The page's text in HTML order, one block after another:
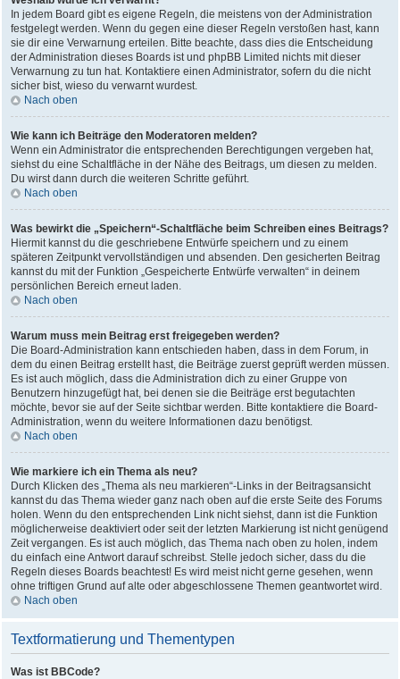
In jedem Board gibt es eigene Regeln, die meistens von der Administration
festgelegt werden. Wenn du gegen eine dieser Regeln verstoßen hast, kann
sie dir eine Verwarnung erteilen. Bitte beachte, dass dies die Entscheidung
der Administration dieses Boards ist und phpBB Limited nichts mit dieser
Verwarnung zu tun hat. Kontaktiere einen Administrator, sofern du die nicht
sicher bist, wieso du verwarnt wurdest.
Nach oben
Wie kann ich Beiträge den Moderatoren melden?
Wenn ein Administrator die entsprechenden Berechtigungen vergeben hat,
siehst du eine Schaltfläche in der Nähe des Beitrags, um diesen zu melden.
Du wirst dann durch die weiteren Schritte geführt.
Nach oben
Was bewirkt die „Speichern“-Schaltfläche beim Schreiben eines Beitrags?
Hiermit kannst du die geschriebene Entwürfe speichern und zu einem
späteren Zeitpunkt vervollständigen und absenden. Den gesicherten Beitrag
kannst du mit der Funktion „Gespeicherte Entwürfe verwalten“ in deinem
persönlichen Bereich erneut laden.
Nach oben
Warum muss mein Beitrag erst freigegeben werden?
Die Board-Administration kann entschieden haben, dass in dem Forum, in
dem du einen Beitrag erstellt hast, die Beiträge zuerst geprüft werden müssen.
Es ist auch möglich, dass die Administration dich zu einer Gruppe von
Benutzern hinzugefügt hat, bei denen sie die Beiträge erst begutachten
möchte, bevor sie auf der Seite sichtbar werden. Bitte kontaktiere die Board-
Administration, wenn du weitere Informationen dazu benötigst.
Nach oben
Wie markiere ich ein Thema als neu?
Durch Klicken des „Thema als neu markieren“-Links in der Beitragsansicht
kannst du das Thema wieder ganz nach oben auf die erste Seite des Forums
holen. Wenn du den entsprechenden Link nicht siehst, dann ist die Funktion
möglicherweise deaktiviert oder seit der letzten Markierung ist nicht genügend
Zeit vergangen. Es ist auch möglich, das Thema nach oben zu holen, indem
du einfach eine Antwort darauf schreibst. Stelle jedoch sicher, dass du die
Regeln dieses Boards beachtest! Es wird meist nicht gerne gesehen, wenn
ohne triftigen Grund auf alte oder abgeschlossene Themen geantwortet wird.
Nach oben
Textformatierung und Thementypen
Was ist BBCode?